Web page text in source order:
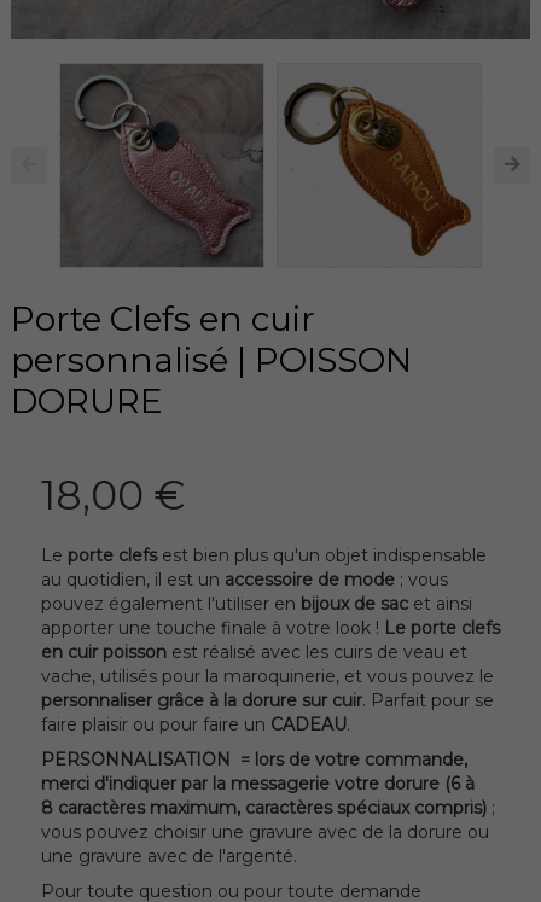
Porte Clefs en cuir
personnalisé | POISSON
DORURE
18,00 €
Le porte clefsest bien plus qu'un objet indispensable
au quotidien, il est un accessoire de mode ; vous
pouvez également l'utiliser en bijoux de sac et ainsi
apporter une touche finale à votre look ! Le porte clefs
en cuir poisson est réalisé avec les cuirs de veau et
vache, utilisés pour la maroquinerie, et vous pouvez le
personnaliser grâce à la dorure sur cuir. Parfait pour se
faire plaisir ou pour faire un CADEAU.
PERSONNALISATION = lors de votre commande,
merci d'indiquer par la messagerie votre dorure (6 à
8 caractères maximum, caractères spéciaux compris) ;
vous pouvez choisir une gravure avec de la dorure ou
une gravure avec de l'argenté.
Pour toute question ou pour toute demande